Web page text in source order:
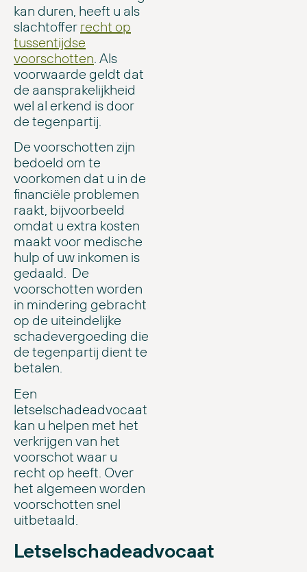
kan duren, heeft u als
slachtoffer recht op
tussentijdse
voorschotten . Als
voorwaarde geldt dat
de aansprakelijkheid
wel al erkend is door
de tegenpartij.
De voorschotten zijn
bedoeld om te
voorkomen dat u in de
financiële problemen
raakt, bijvoorbeeld
omdat u extra kosten
maakt voor medische
hulp of uw inkomen is
gedaald. De
voorschotten worden
in mindering gebracht
op de uiteindelijke
schadevergoeding die
de tegenpartij dient te
betalen.
Een
letselschadeadvocaat
kan u helpen met het
verkrijgen van het
voorschot waar u
recht op heeft. Over
het algemeen worden
voorschotten snel
uitbetaald.
Letselschadeadvocaat